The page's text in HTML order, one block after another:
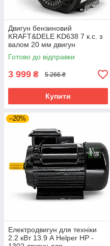
Двигун бензиновий
KRAFT&DELE KD638 7 к.с. з
валом 20 мм двигун
внутрішнього згорання
бензиновий двигун для
садової техніки
Готово до відправки
3 999 ₴ 5 266 ₴
Купити
–20%
Електродвигун для техніки
2.2 кВт 13.9 А Helper HP -